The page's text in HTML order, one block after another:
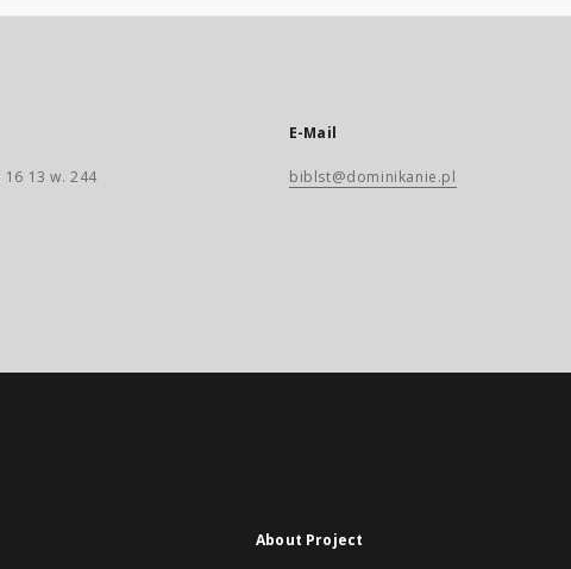
16 13 w. 244
E-Mail
biblst@dominikanie.pl
About Project